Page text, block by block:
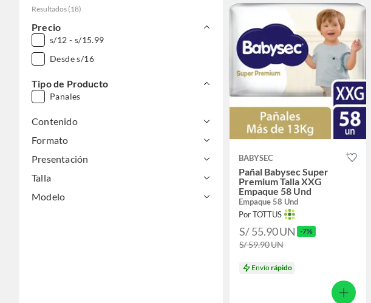
Resultados (18)
Precio
s/12 - s/15.99
Desde s/16
Tipo de Producto
Panales
Contenido
Formato
Presentación
Talla
Modelo
BABYSEC
Pañal Babysec Super
Premium Talla XXG
Empaque 58 Und
Empaque 58 Und
Por TOTTUS
S/ 55.90UN -7%
S/ 59.90UN
Envíorápido